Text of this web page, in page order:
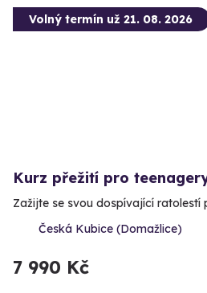
Volný termín už 21. 08. 2026
Kurz přežití pro
Zažijte se svou dospívající
Česká Kubice (Domažlice)
7 990 Kč